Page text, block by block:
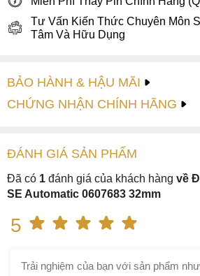
Tư Vấn Kiến Thức Chuyên Môn
Tâm Và Hữu Dụng
BẢO HÀNH & HẬU MÃI
CHỨNG NHẬN CHÍNH HÃNG
ĐÁNH GIÁ SẢN PHẤM
Đã có 1 đánh giá của khách hàng về
SE Automatic 0607683 32mm
5